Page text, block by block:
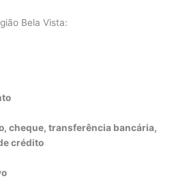
Bela Vista:
cheque, transferência bancária,
crédito